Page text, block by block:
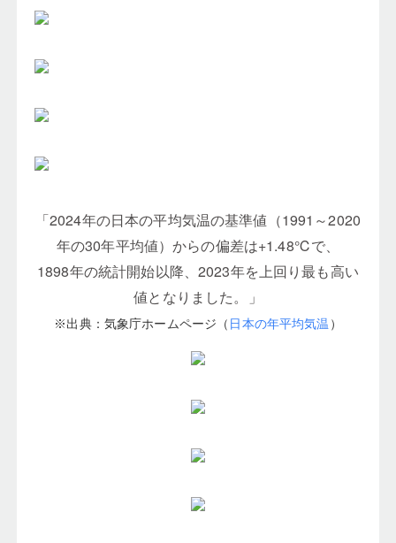
「2024年の日本の平均気温の基準値（1991～2020
年の30年平均値）からの偏差は+1.48℃で、
1898年の統計開始以降、2023年を上回り最も高い
値となりました。」
※出典：気象庁ホームページ（ 日本の年平均気温 ）